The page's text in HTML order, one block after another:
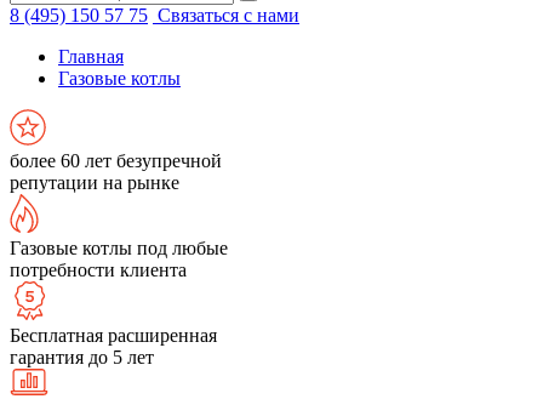
8 (495) 150 57 75 Связаться с нами
Главная
Газовые котлы
более 60 лет безупречной
репутации на рынке
Газовые котлы под любые
потребности клиента
Бесплатная расширенная
гарантия до 5 лет